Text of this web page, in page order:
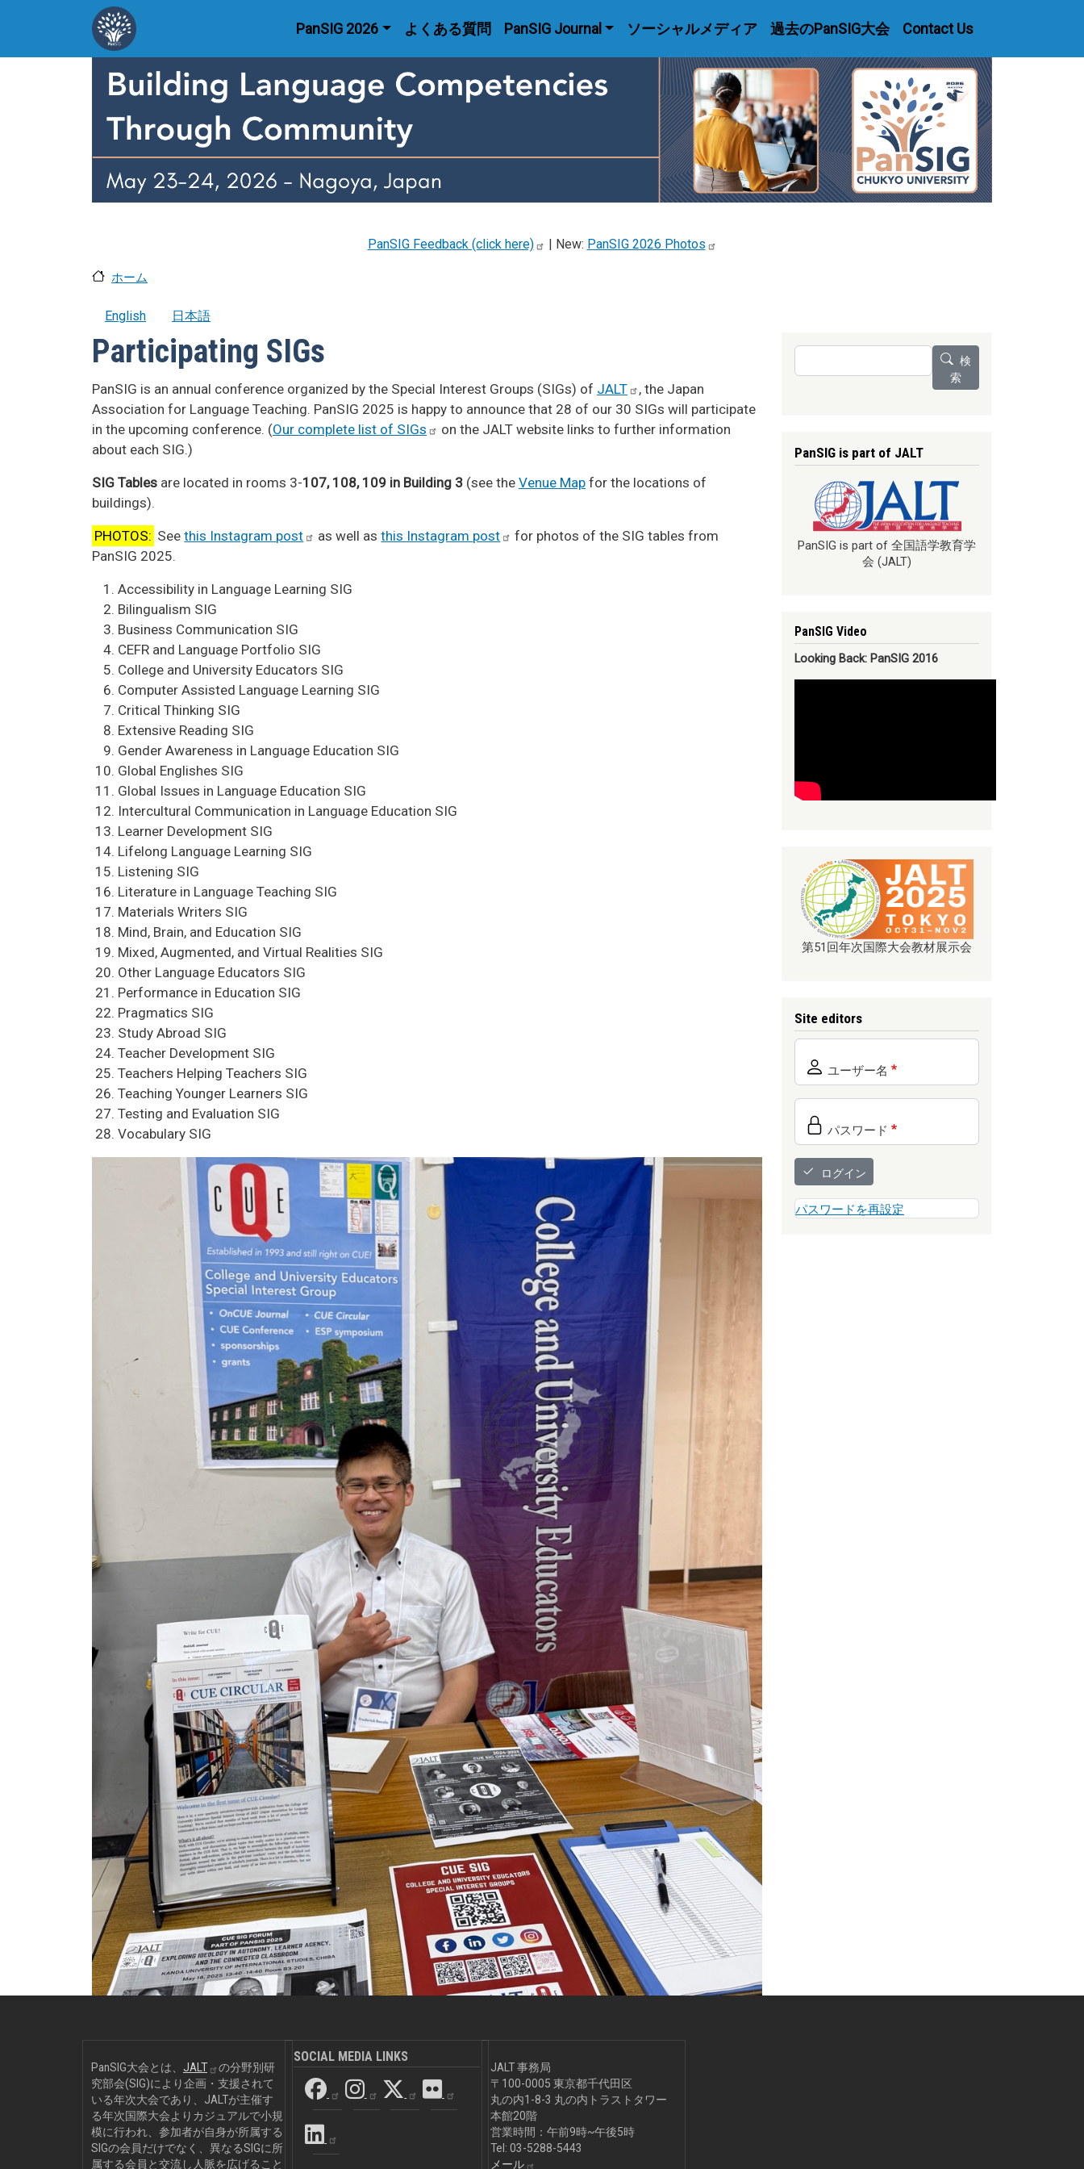
メインコンテンツに移動
Main menu
PanSIG 2026 よくある質問 PanSIG Journal ソーシャルメディア 過去のPanSIG大会 Contact Us
PanSIG Feedback (click here) | New: PanSIG 2026 Photos
ホーム
English 日本語
Participating SIGs
PanSIG is an annual conference organized by the Special Interest Groups (SIGs) of JALT
, the Japan
Association for Language Teaching. PanSIG 2025 is happy to announce that 28 of our 30 SIGs will participate
in the upcoming conference. (Our complete list of SIGs
on the JALT website links to further information
about each SIG.)
SIG Tables are located in rooms 3-107, 108, 109 in Building 3 (see the Venue Map for the locations of
buildings).
PHOTOS: Seethis Instagram post as well asthis Instagram post
for photos of the SIG tables from
PanSIG 2025.
Accessibility in Language Learning SIG
Bilingualism SIG
Business Communication SIG
CEFR and Language Portfolio SIG
College and University Educators SIG
Computer Assisted Language Learning SIG
Critical Thinking SIG
Extensive Reading SIG
Gender Awareness in Language Education SIG
Global Englishes SIG
Global Issues in Language Education SIG
Intercultural Communication in Language Education SIG
Learner Development SIG
Lifelong Language Learning SIG
Listening SIG
Literature in Language Teaching SIG
Materials Writers SIG
Mind, Brain, and Education SIG
Mixed, Augmented, and Virtual Realities SIG
Other Language Educators SIG
Performance in Education SIG
Pragmatics SIG
Study Abroad SIG
Teacher Development SIG
Teachers Helping Teachers SIG
Teaching Younger Learners SIG
Testing and Evaluation SIG
Vocabulary SIG
検索
検
索
PanSIG is part of JALT
PanSIG is part of 全国語学教育学
会 (JALT)
PanSIG Video
Looking Back: PanSIG 2016
第51回年次国際大会教材展示会
Site editors
ユーザー名
パスワード
ログイン
パスワードを再設定
PanSIG大会とは、 JALT
の分野別研
究部会(SIG)により企画・支援されて
いる年次大会であり、JALTが主催す
る年次国際大会よりカジュアルで小規
模に行われ、参加者が自身が所属する
SIGの会員だけでなく、異なるSIGに所
属する会員と交流し人脈を広げること
SOCIAL MEDIA LINKS
JALT 事務局
〒100-0005 東京都千代田区
丸の内1-8-3 丸の内トラストタワー
本館20階
営業時間：午前9時~午後5時
Tel: 03-5288-5443
メール